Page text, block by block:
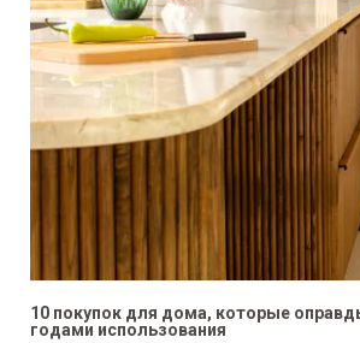
10 покупок для дома, которые
годами использования